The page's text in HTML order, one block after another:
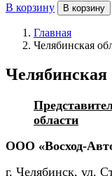
В корзину В корзину
Главная
Челябинская
Челябинская
области
ООО «Восход-
г. Челябинск, ул.